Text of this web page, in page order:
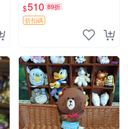
撫搖鈴玩具，適合哄睡寶貝
超柔老料搖鈴熊，專為孩子設
計的安心伴護 推薦絕版老布
製工藝搖鈴熊，可當作童
$510 89折
折扣碼